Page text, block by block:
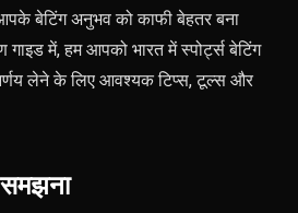
आपके बेटिंग अनुभव को काफी बेहतर बना
में, हम आपको भारत में स्पोर्ट्स बेटिंग
लेने के लिए आवश्यक टिप्स, टूल्स और